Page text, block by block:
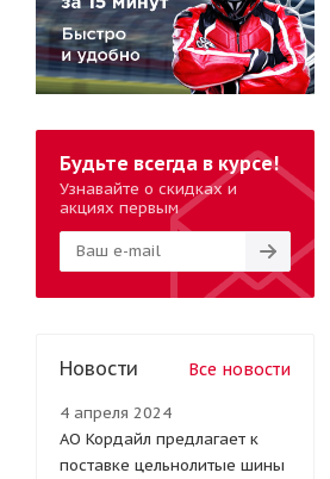
Будьте всегда в курсе!
Узнавайте о скидках и
акциях первым
Новости Все новости
4 апреля 2024
АО Кордайл предлагает к
поставке цельнолитые шины